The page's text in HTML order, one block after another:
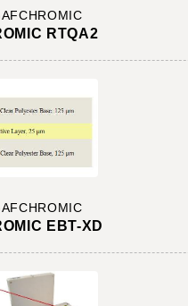
RTQA2
EBT-XD